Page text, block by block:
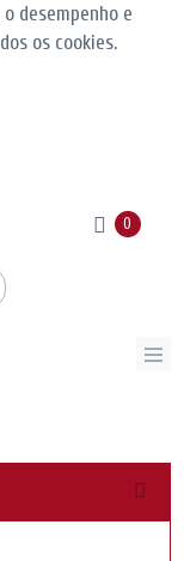
desempenho e
os cookies.
0